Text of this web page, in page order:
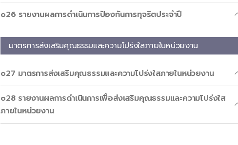
o26 รายงานผลการดำเนินการป้องกันการทุจริตประจำปี
มาตรการส่งเสริมคุณธรรมและความโปร่งใสภายในหน่วยงาน
o27 มาตรการส่งเสริมคุณธรรมและความโปร่งใสภายในหน่วยงาน
o28 รายงานผลการดำเนินการเพื่อส่งเสริมคุณธรรมและความโปร่งใส
ภายในหน่วยงาน